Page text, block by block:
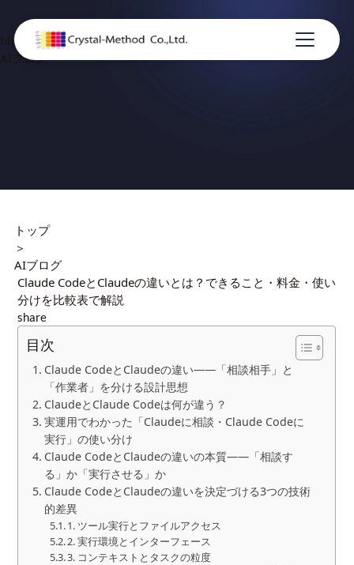
blog
AIブログ
トップ
＞
AIブログ
Claude CodeとClaudeの違いとは？できること・料金・使い
分けを比較表で解説
share
目次
Claude CodeとClaudeの違い——「相談相手」と
「作業者」を分ける設計思想
ClaudeとClaude Codeは何が違う？
実運用でわかった「Claudeに相談・Claude Codeに
実行」の使い分け
Claude CodeとClaudeの違いの本質——「相談す
る」か「実行させる」か
Claude CodeとClaudeの違いを決定づける3つの技術
的差異
1. ツール実行とファイルアクセス
2. 実行環境とインターフェース
3. コンテキストとタスクの粒度